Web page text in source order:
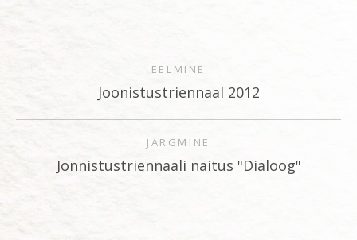
EELMINE
Joonistustriennaal 2012
JÄRGMINE
Jonnistustriennaali näitus "Dialoog"